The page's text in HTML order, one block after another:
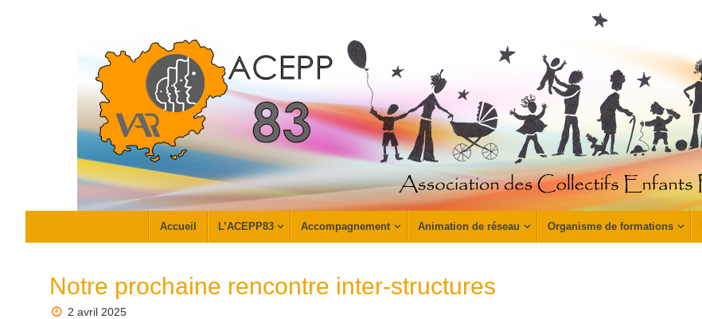
Accueil L’ACEPP83 Accompagnement Animation de réseau Organisme de formations
Notre prochaine rencontre inter-structures
2 avril 2025